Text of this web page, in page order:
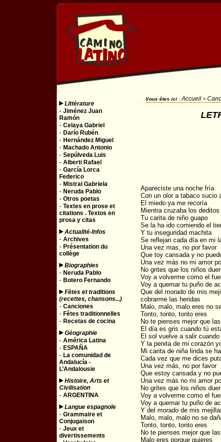
Littérature
- Jiménez Juan
Ramón
- Celaya Gabriel
- Darío Rubén
- Hernández Miguel
- Machado Antonio
- Sepúlveda Luis
- Alberti Rafael
- García Lorca
Federico
- Mistral Gabriela
- Neruda Pablo
- Otros poetas
- Textes en prose et
citations . Textos en
prosa y citas
Actualité-Infos
- Archives
- Présentation du
collège
Biographies
- Neruda Pablo
- Botero Fernando
Fêtes et traditions
(recettes, chansons...)
- Canciones
- Fêtes traditionnelles
- Recetas de cocina
Géographie
- América Latina
- ESPAÑA
- La comunidad de
Andalucía -
L’Andalousie
Histoire, Arts et
Civilisation
- ARGENTINA
Langue espagnole
- Grammaire et
Conjugaison
- Jeux et
divertissements
Vous êtes ici : Accueil >
Apareciste una noche fría
Con un olor a tabaco sucio
El miedo ya me recoría
Mientra cruzaba los
Tu carita de niño guapo
Se la ha ido comiendo el
Y tu inseguridad machita
Se reflejan cada día en mi
Una vez mas, no por favor
Que toy cansada y no
Una vez más no mi amor
No grites que los niños
Voy a volverme como el
Voy a quemar tu puño de
Que del morado de mis
cobrarme las heridas
Malo, malo, malo eres no
Tonto, tonto, tonto eres
No te pienses mejor que
El día es gris cuando tú
El sol vuelve a salir
Y la penita de mi corazón
Mi carita de niña linda se
Cada vez que me dices
Una vez más, no por favor
Que estoy cansada y no
Una vez más no mi amor
No grites que los niños
Voy a volverme como el
Voy a quemar tu puño de
Y del morado de mis
Malo, malo, malo no se
Tonto, tonto, tonto eres
No te pienses mejor que
Malo eres porque quieres